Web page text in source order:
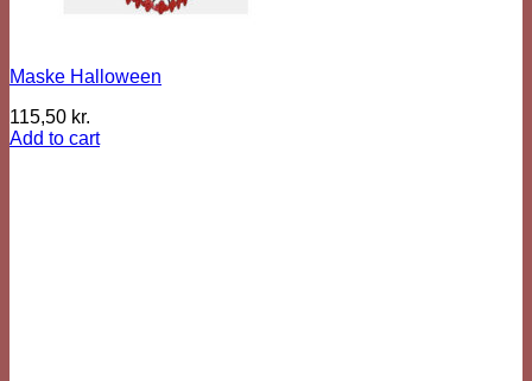
Maske Halloween
115,50 kr.
Add to cart